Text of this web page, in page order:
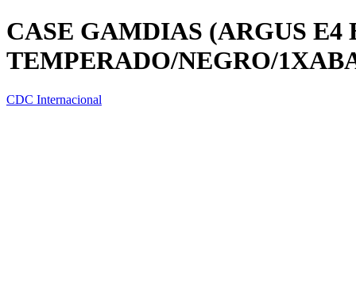
CASE GAMDIAS (ARGUS
TEMPERADO/NEGRO/
CDC Internacional